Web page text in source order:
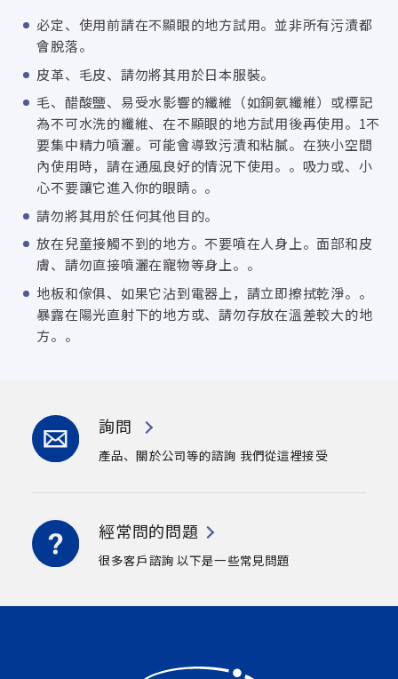
必定、使用前請在不顯眼的地方試用。並非所有污漬都
會脫落。
皮革、毛皮、請勿將其用於日本服裝。
毛、醋酸鹽、易受水影響的纖維（如銅氨纖維）或標記
為不可水洗的纖維、在不顯眼的地方試用後再使用。1不
要集中精力噴灑。可能會導致污漬和粘膩。在狹小空間
內使用時，請在通風良好的情況下使用。。吸力或、小
心不要讓它進入你的眼睛。。
請勿將其用於任何其他目的。
放在兒童接觸不到的地方。不要噴在人身上。面部和皮
膚、請勿直接噴灑在寵物等身上。。
地板和傢俱、如果它沾到電器上，請立即擦拭乾淨。。
暴露在陽光直射下的地方或、請勿存放在溫差較大的地
方。。
詢問
產品、關於公司等的諮詢 我們從這裡接受
經常問的問題
很多客戶諮詢 以下是一些常見問題